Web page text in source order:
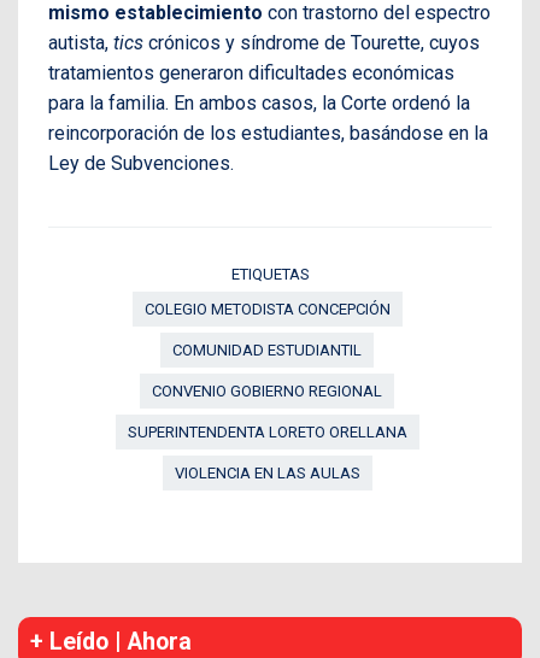
mismo establecimiento con trastorno del espectro
autista, tics crónicos y síndrome de Tourette, cuyos
tratamientos generaron dificultades económicas
para la familia. En ambos casos, la Corte ordenó la
reincorporación de los estudiantes, basándose en la
Ley de Subvenciones.
ETIQUETAS
COLEGIO METODISTA CONCEPCIÓN
COMUNIDAD ESTUDIANTIL
CONVENIO GOBIERNO REGIONAL
SUPERINTENDENTA LORETO ORELLANA
VIOLENCIA EN LAS AULAS
+ Leído | Ahora